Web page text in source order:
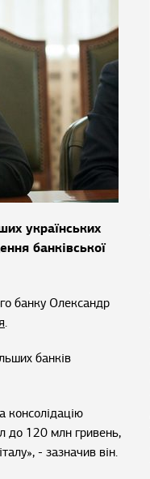
українських
банківської
банку Олександр
.
банків
консолідацію
до 120 млн гривень,
- зазначив він.